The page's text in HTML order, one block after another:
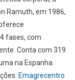
Ramuth, em 1986,
fases, com
Conta com 319
na Espanha
Emagrecentro